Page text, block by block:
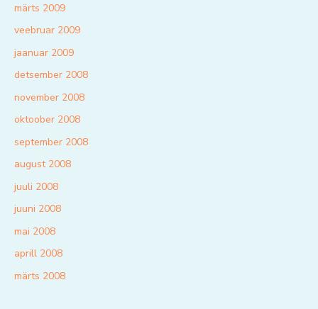
märts 2009
veebruar 2009
jaanuar 2009
detsember 2008
november 2008
oktoober 2008
september 2008
august 2008
juuli 2008
juuni 2008
mai 2008
aprill 2008
märts 2008